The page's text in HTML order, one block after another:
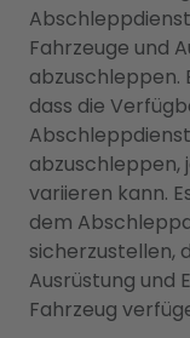
Fahrzeuge und
abzuschleppen.
dass die
abzuschleppen,
variieren kann.
dem
sicherzustellen,
Ausrüstung und
Fahrzeug